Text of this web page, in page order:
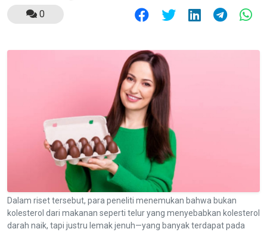
0
Dalam riset tersebut, para peneliti menemukan bahwa bukan
kolesterol dari makanan seperti telur yang menyebabkan kolesterol
darah naik, tapi justru lemak jenuh—yang banyak terdapat pada